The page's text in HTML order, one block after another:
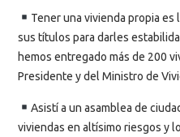
Tener una vivienda propia es
sus títulos para darles
hemos entregado más de 200
Presidente y del Ministro de
Asistí a un asamblea de
viviendas en altísimo riesgos y